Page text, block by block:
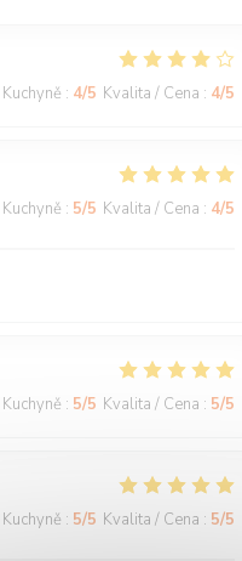
Kuchyně : 4/5 Kvalita / Cena : 4/5
Kuchyně : 5/5 Kvalita / Cena : 4/5
Kuchyně : 5/5 Kvalita / Cena : 5/5
Kuchyně : 5/5 Kvalita / Cena : 5/5